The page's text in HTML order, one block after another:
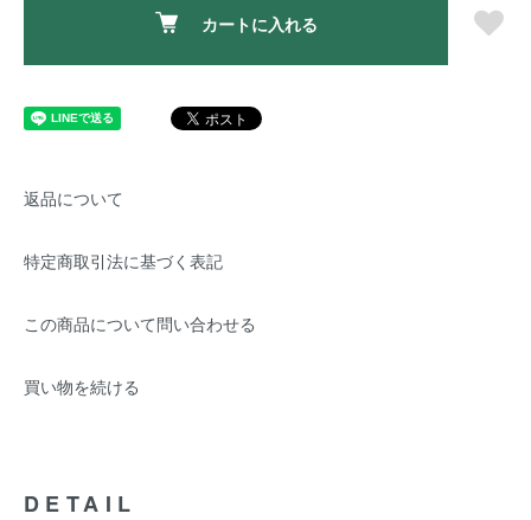
カートに入れる
返品について
特定商取引法に基づく表記
この商品について問い合わせる
買い物を続ける
DETAIL